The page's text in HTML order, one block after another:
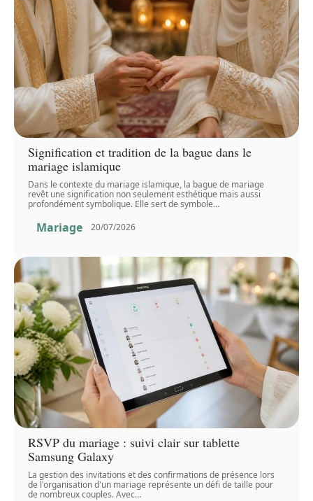
Signification et tradition de la bague dans le
mariage islamique
Dans le contexte du mariage islamique, la bague de mariage
revêt une signification non seulement esthétique mais aussi
profondément symbolique. Elle sert de symbole…
Mariage 20/07/2026
RSVP du mariage : suivi clair sur tablette
Samsung Galaxy
La gestion des invitations et des confirmations de présence lors
de l'organisation d'un mariage représente un défi de taille pour
de nombreux couples. Avec…